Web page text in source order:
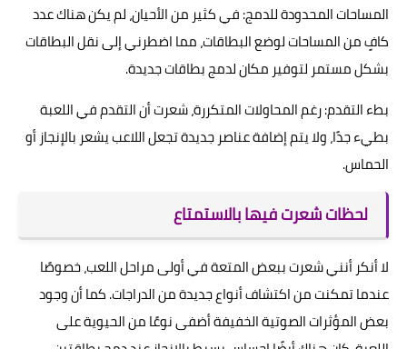
المساحات المحدودة للدمج: في كثير من الأحيان، لم يكن هناك عدد
كافٍ من المساحات لوضع البطاقات، مما اضطرني إلى نقل البطاقات
بشكل مستمر لتوفير مكان لدمج بطاقات جديدة.
بطء التقدم: رغم المحاولات المتكررة، شعرت أن التقدم في اللعبة
بطيء جدًا، ولا يتم إضافة عناصر جديدة تجعل اللاعب يشعر بالإنجاز أو
الحماس.
لحظات شعرت فيها بالاستمتاع
لا أنكر أنني شعرت ببعض المتعة في أولى مراحل اللعب، خصوصًا
عندما تمكنت من اكتشاف أنواع جديدة من الدراجات. كما أن وجود
بعض المؤثرات الصوتية الخفيفة أضفى نوعًا من الحيوية على